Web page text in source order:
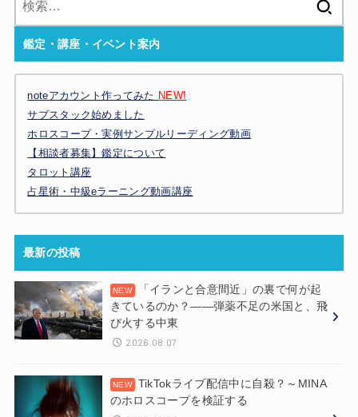
鑑定・講座・イベント案内
noteアカウント作ってみた NEW!
サブスタック始めました
ホロスコープ・実例サンプルリーディング動画
【相談者募集】鑑定について
タロット講座
占星術・中級eラーニング動画講座
最新の投稿
「イランと合意間近」の裏で何が起
きているのか？——弾薬不足の米国と、飛
び火する中東
2026.08.07
TikTokライブ配信中に自殺？～MINA
のホロスコープを検証する